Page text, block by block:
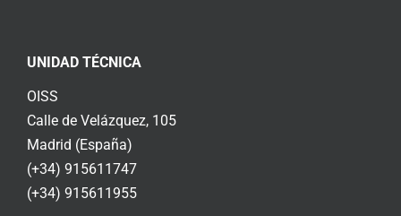
UNIDAD TÉCNICA
OISS
Calle de Velázquez, 105
Madrid (España)
(+34) 915611747
(+34) 915611955